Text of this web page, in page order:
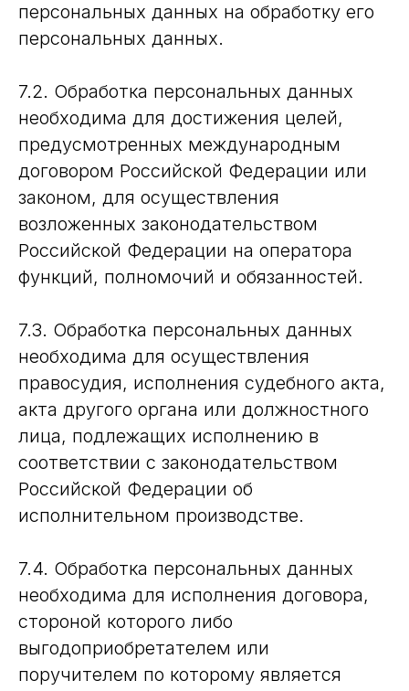
персональных данных на обработку его
персональных данных.
7.2. Обработка персональных данных
необходима для достижения целей,
предусмотренных международным
договором Российской Федерации или
законом, для осуществления
возложенных законодательством
Российской Федерации на оператора
функций, полномочий и обязанностей.
7.3. Обработка персональных данных
необходима для осуществления
правосудия, исполнения судебного акта,
акта другого органа или должностного
лица, подлежащих исполнению в
соответствии с законодательством
Российской Федерации об
исполнительном производстве.
7.4. Обработка персональных данных
необходима для исполнения договора,
стороной которого либо
выгодоприобретателем или
поручителем по которому является